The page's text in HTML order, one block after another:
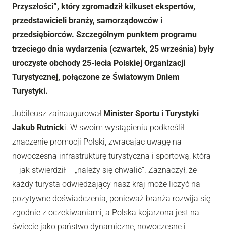
Przyszłości”, który zgromadził kilkuset ekspertów,
przedstawicieli branży, samorządowców i
przedsiębiorców. Szczególnym punktem programu
trzeciego dnia wydarzenia (czwartek, 25 września) były
uroczyste obchody 25-lecia Polskiej Organizacji
Turystycznej, połączone ze Światowym Dniem
Turystyki.
Jubileusz zainaugurował Minister Sportu i Turystyki
Jakub Rutnicki. W swoim wystąpieniu podkreślił
znaczenie promocji Polski, zwracając uwagę na
nowoczesną infrastrukturę turystyczną i sportową, którą
– jak stwierdził – „należy się chwalić”. Zaznaczył, że
każdy turysta odwiedzający nasz kraj może liczyć na
pozytywne doświadczenia, ponieważ branża rozwija się
zgodnie z oczekiwaniami, a Polska kojarzona jest na
świecie jako państwo dynamiczne, nowoczesne i